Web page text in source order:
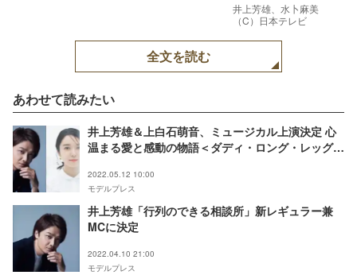
井上芳雄、水卜麻美
（C）日本テレビ
全文を読む
あわせて読みたい
井上芳雄＆上白石萌音、ミュージカル上演決定 心
温まる愛と感動の物語＜ダディ・ロング・レッグズ
2022.05.12 10:00
モデルプレス
井上芳雄「行列のできる相談所」新レギュラー兼
MCに決定
2022.04.10 21:00
モデルプレス